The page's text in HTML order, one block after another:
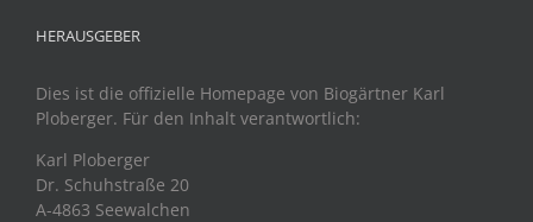
HERAUSGEBER
Dies ist die offizielle Homepage von Biogärtner Karl
Ploberger. Für den Inhalt verantwortlich:
Karl Ploberger
Dr. Schuhstraße 20
A-4863 Seewalchen